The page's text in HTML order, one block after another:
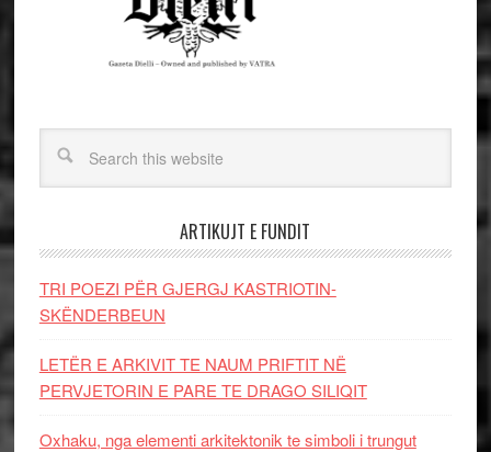
ARTIKUJT E FUNDIT
TRI POEZI PËR GJERGJ KASTRIOTIN-
SKËNDERBEUN
LETËR E ARKIVIT TE NAUM PRIFTIT NË
PERVJETORIN E PARE TE DRAGO SILIQIT
Oxhaku, nga elementi arkitektonik te simboli i trungut